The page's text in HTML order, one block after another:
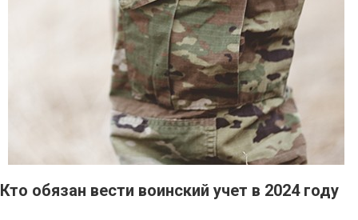
Кто обязан вести воинский учет в 2024 году